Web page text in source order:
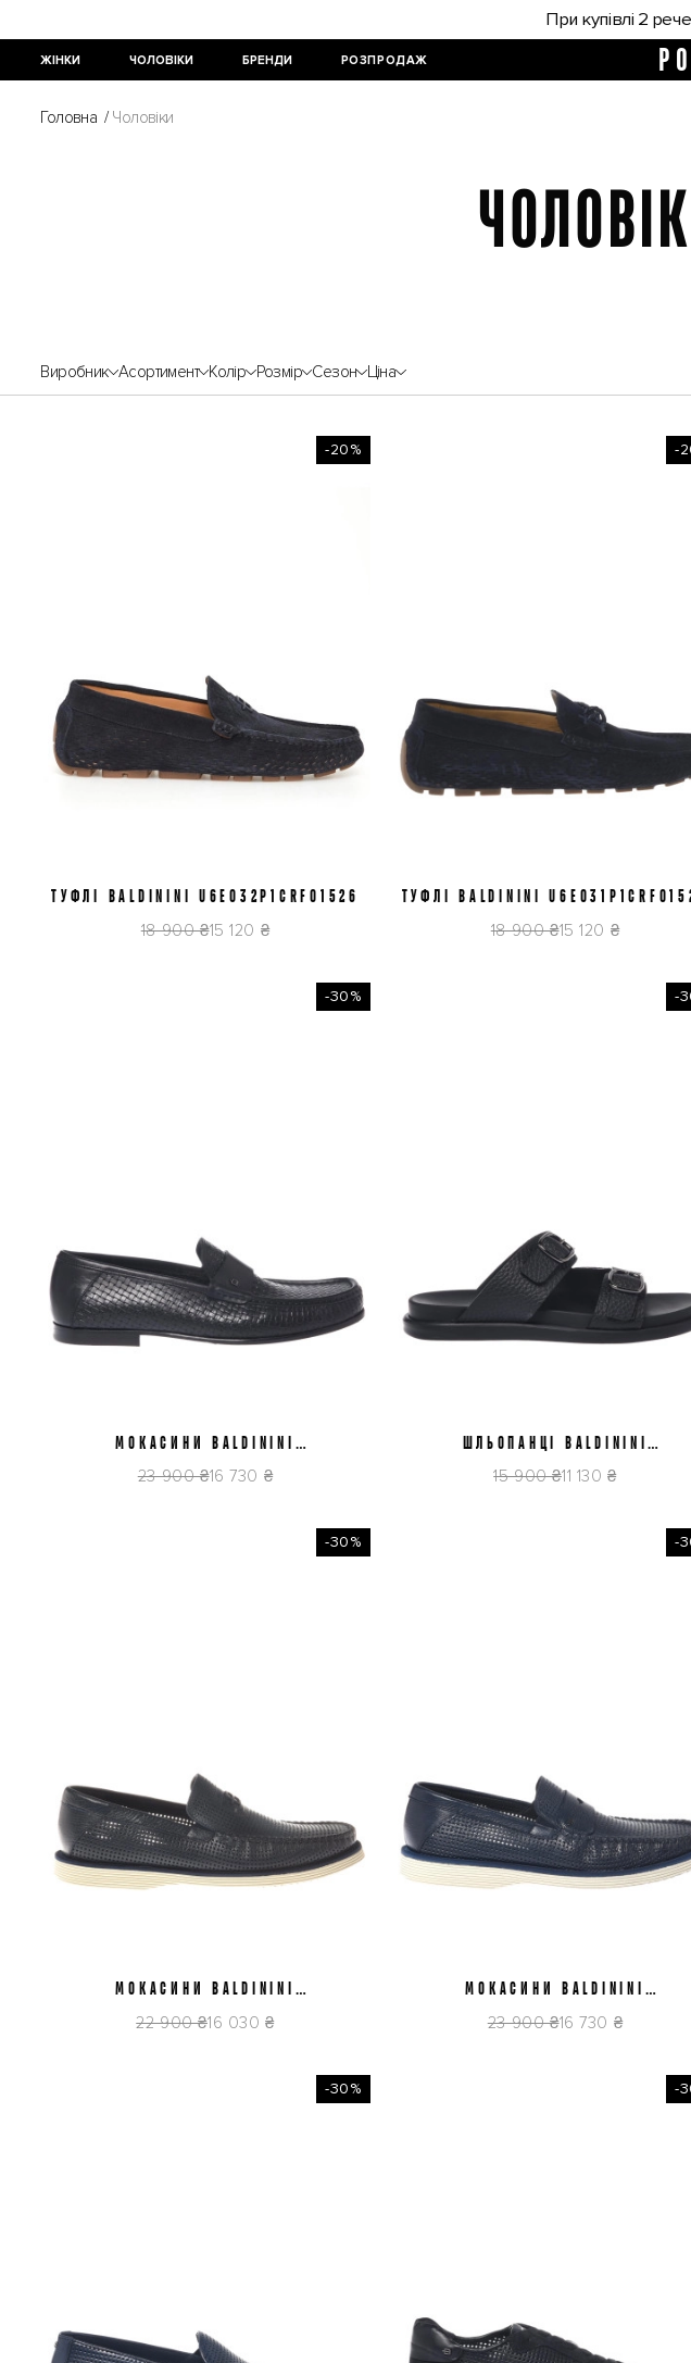
При купівлі 2
ЖІНКИ ЧОЛОВІКИ БРЕНДИ РОЗПРОДАЖ
Головна / Чоловіки
Виробник Асортимент Колір Розмір Сезон Ціна
-20%
41 424344
ТУФЛІ BALDININI U6E032P1CRFO1526
18 900 ₴15 120 ₴
-
41 4243 45
ТУФЛІ BALDININI
18 900 ₴15 120 ₴
-30%
4242,5 43
МОКАСИНИ BALDININI
23 900 ₴16 730 ₴
-
4143 45
ШЛЬОПАНЦІ BALDININI
15 900 ₴11 130 ₴
-30%
43
МОКАСИНИ BALDININI
22 900 ₴16 030 ₴
-
424344
МОКАСИНИ BALDININI
23 900 ₴16 730 ₴
-30% -